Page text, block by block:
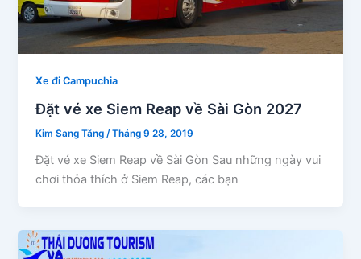
Xe đi Campuchia
Đặt vé xe Siem Reap về Sài Gòn 2027
Kim Sang Tăng/Tháng 9 28, 2019
Đặt vé xe Siem Reap về Sài Gòn Sau những ngày vui
chơi thỏa thích ở Siem Reap, các bạn